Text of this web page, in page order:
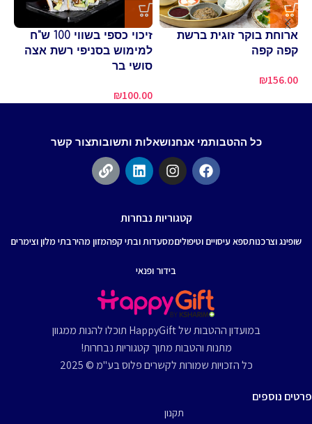
ארוחת בוקר זוגית ברשת
קפה קפה
₪156.00
זיכוי כספי בשווי 100 ש"ח
למימוש בסניפי רשת אצה
סושי בר
₪100.00
כל ההטבותמי אנחנושאלות ותשובותצור קשר
קטגוריות נבחרות
שופינג וצרכנותספא עיסויים וטיפוליםמסעדות ובתי קפהמזון מהירבתי מלון וצימרים
בידור ופנאי
במועדון ההטבות של HappyGift תוכלו להנות ממגוון
מתנות והטבות מתוך קטגוריות נבחרות!
כל הזכויות שמורות לקשרים פלוס בע"מ © 2025
פרטים נוספים
תקנון